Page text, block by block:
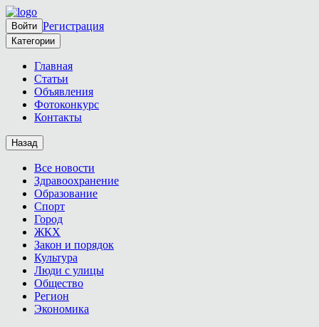
Войти Регистрация
Категории
Главная
Статьи
Объявления
Фотоконкурс
Контакты
Назад
Все новости
Здравоохранение
Образование
Спорт
Город
ЖКХ
Закон и порядок
Культура
Люди с улицы
Общество
Регион
Экономика